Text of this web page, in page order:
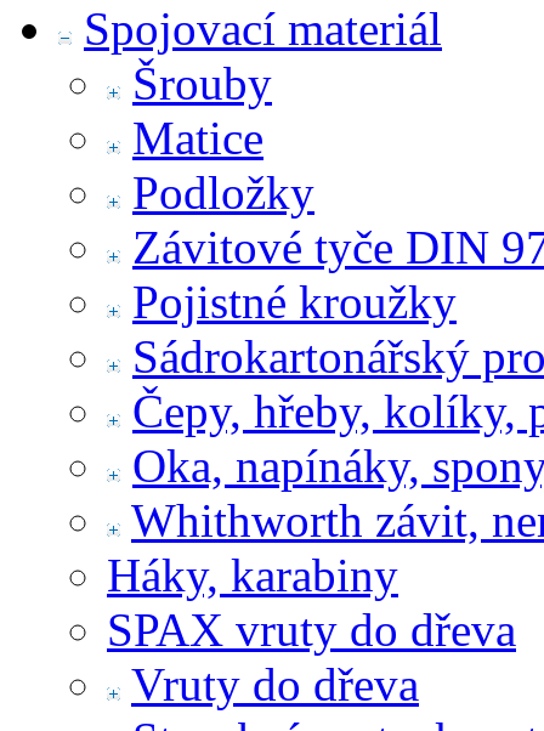
Spojovací materiál
Šrouby
Matice
Podložky
Závitové tyče DIN
Pojistné kroužky
Sádrokartonářský
Čepy, hřeby, kolíky,
Oka, napínáky,
Whithworth závit,
Háky, karabiny
SPAX vruty do dřeva
Vruty do dřeva